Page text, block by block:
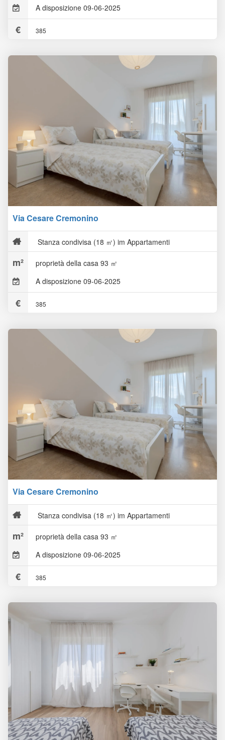
A disposizione 09-06-2025
385
Via Cesare Cremonino
Stanza condivisa (18 ㎡) im Appartamenti
proprietà della casa 93 ㎡
A disposizione 09-06-2025
385
Via Cesare Cremonino
Stanza condivisa (18 ㎡) im Appartamenti
proprietà della casa 93 ㎡
A disposizione 09-06-2025
385